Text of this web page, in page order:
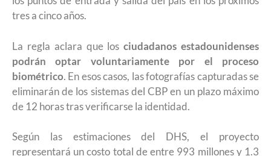
tres a cinco años.
La regla aclara que losciudadanos estadounidenses
podrán optar voluntariamente por el proceso
biométrico. En esos casos, las fotografías capturadas se
eliminarán de los sistemas del CBP en un plazo máximo
de 12 horas tras verificarse la identidad.
Según las estimaciones del DHS, el proyecto
representará un costo total de entre 993 millones y 1.3